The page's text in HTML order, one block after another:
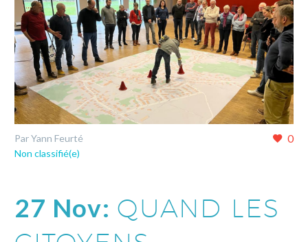
0
Par Yann Feurté
Non classifié(e)
27 Nov: QUAND LES